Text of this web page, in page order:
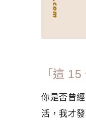
「這
你是否曾
活，我才